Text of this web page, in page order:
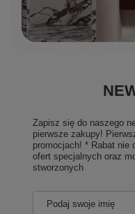
Zapisz się do naszego
pierwsze zakupy!
promocjach! * Rabat nie
ofert specjalnych oraz
stworzonych
Podaj swoje imię